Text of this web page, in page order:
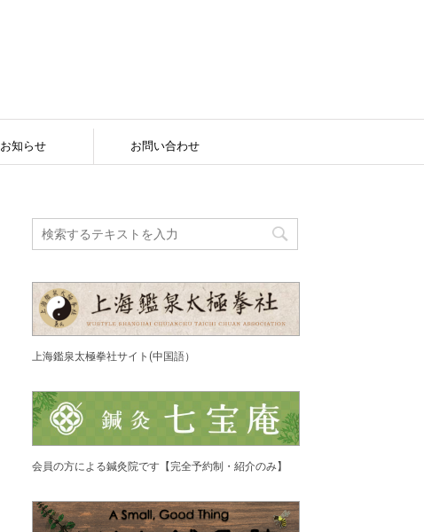
お知らせ お問い合わせ
上海鑑泉太極拳社サイト(中国語）
会員の方による鍼灸院です【完全予約制・紹介のみ】